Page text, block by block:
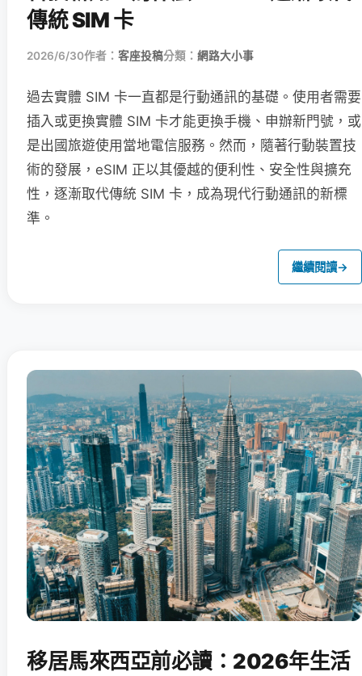
傳統 SIM 卡
2026/6/30作者： 客座投稿分類： 網路大小事
過去實體 SIM 卡一直都是行動通訊的基礎。使用者需要
插入或更換實體 SIM 卡才能更換手機、申辦新門號，或
是出國旅遊使用當地電信服務。然而，隨著行動裝置技
術的發展，eSIM 正以其優越的便利性、安全性與擴充
性，逐漸取代傳統 SIM 卡，成為現代行動通訊的新標
準。
繼續閱讀→
移居馬來西亞前必讀：2026年生活